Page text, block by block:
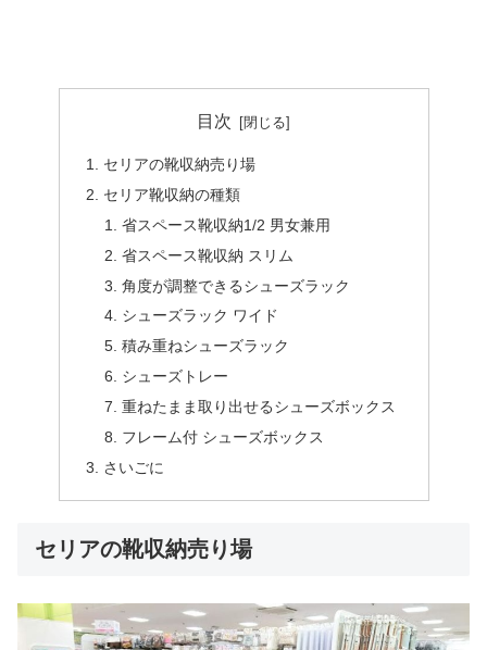
目次
セリアの靴収納売り場
セリア靴収納の種類
省スペース靴収納1/2 男女兼用
省スペース靴収納 スリム
角度が調整できるシューズラック
シューズラック ワイド
積み重ねシューズラック
シューズトレー
重ねたまま取り出せるシューズボックス
フレーム付 シューズボックス
さいごに
セリアの靴収納売り場